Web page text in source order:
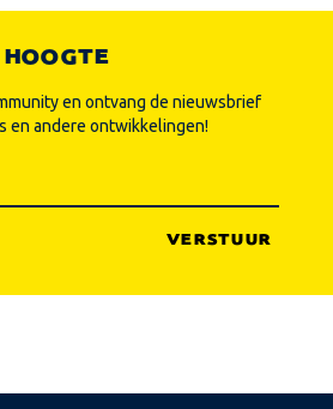
HOOGTE
en ontvang de nieuwsbrief
en andere ontwikkelingen!